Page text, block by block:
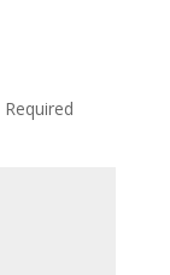
Required